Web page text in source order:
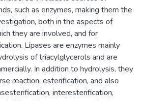
such as enzymes, making them the
both in the aspects of
they are involved, and for
Lipases are enzymes mainly
of triacylglycerols and are
In addition to hydrolysis, they
reaction, esterification, and also
interesterification,